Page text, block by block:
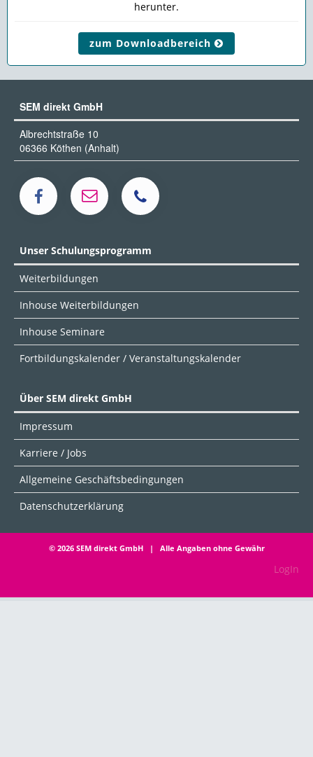
herunter.
zum Downloadbereich
SEM direkt GmbH
Albrechtstraße 10
06366 Köthen (Anhalt)
Unser Schulungsprogramm
Weiterbildungen
Inhouse Weiterbildungen
Inhouse Seminare
Fortbildungskalender / Veranstaltungskalender
Über SEM direkt GmbH
Impressum
Karriere / Jobs
Allgemeine Geschäftsbedingungen
Datenschutzerklärung
© 2026 SEM direkt GmbH | Alle Angaben ohne Gewähr
LogIn